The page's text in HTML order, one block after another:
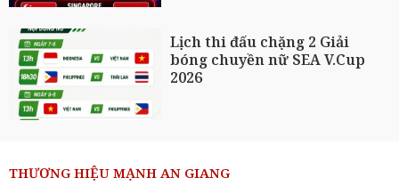
Lịch thi đấu chặng 2 Giải
bóng chuyền nữ SEA V.Cup
2026
THƯƠNG HIỆU MẠNH AN GIANG